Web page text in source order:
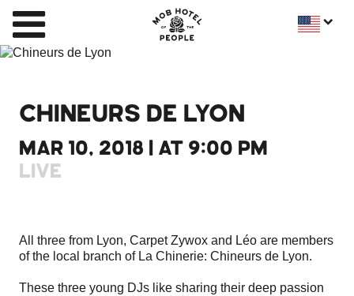
CHINEURS DE LYON
MAR 10, 2018 | AT 9:00 PM
LIVE
All three from Lyon, Carpet Zywox and Léo are members
of the local branch of La Chinerie: Chineurs de Lyon.
These three young DJs like sharing their deep passion